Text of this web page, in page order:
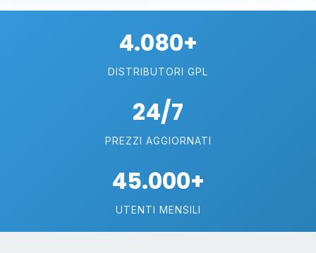
4.080+
DISTRIBUTORI GPL
24/7
PREZZI AGGIORNATI
45.000+
UTENTI MENSILI